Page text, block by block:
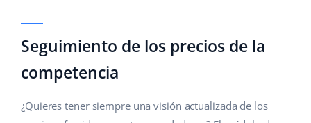
Seguimiento de los precios de la
competencia
¿Quieres tener siempre una visión actualizada de los